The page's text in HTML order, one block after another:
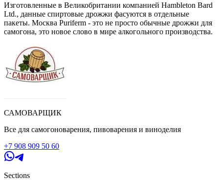
Изготовленные в Великобритании компанией Hambleton Bard
Ltd., данные спиртовые дрожжи фасуются в отдельные
пакеты. Москва Puriferm - это не просто обычные дрожжи для
самогона, это новое слово в мире алкогольного производства.
САМОВАРЩИК
Все для самогоноварения, пивоварения и виноделия
+7 908 909 50 60
Sections